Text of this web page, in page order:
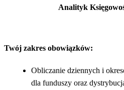
Analityk
Twój zakres obowiązków:
Obliczanie dziennych i
dla funduszy oraz